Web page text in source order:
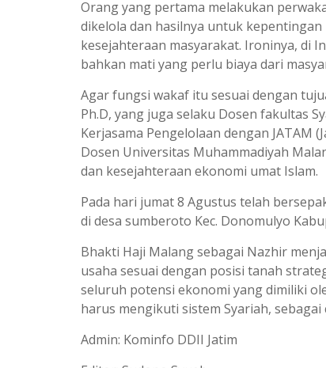
Orang yang pertama melakukan
dikelola dan hasilnya untuk
kesejahteraan masyarakat. Ironinya, di
bahkan mati yang perlu biaya dari
Agar fungsi wakaf itu sesuai dengan
Ph.D, yang juga selaku Dosen fakultas
Kerjasama Pengelolaan dengan JATAM
Dosen Universitas Muhammadiyah
dan kesejahteraan ekonomi umat Islam.
Pada hari jumat 8 Agustus telah
di desa sumberoto Kec. Donomulyo
Bhakti Haji Malang sebagai Nazhir
usaha sesuai dengan posisi tanah
seluruh potensi ekonomi yang dimiliki
harus mengikuti sistem Syariah,
Admin: Kominfo DDII Jatim